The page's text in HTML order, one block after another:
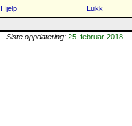
Hjelp
Lukk
Siste oppdatering: 25. februar 2018